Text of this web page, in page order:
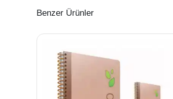
Benzer Ürünler